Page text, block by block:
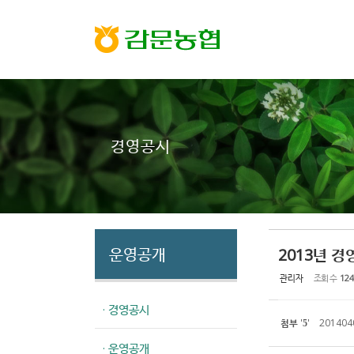
경영공시
운영공개
· 경영공시
· 운영공개
2013년 경
관리자 조회 수 124
첨부 '5'